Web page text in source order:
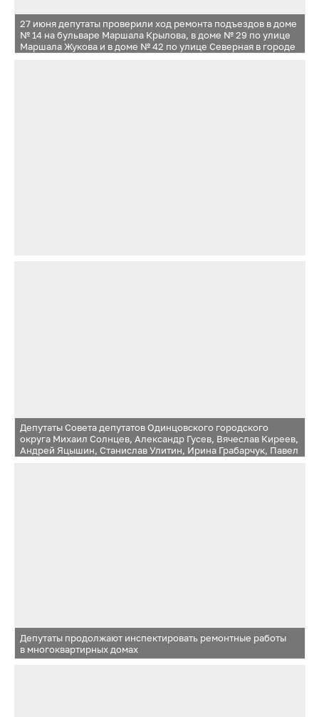
27 июня депутаты проверили ход ремонта подъездов в доме
№ 14 на бульваре Маршала Крылова, в доме № 29 по улице
Маршала Жукова и в доме № 42 по улице Северная в городе
Депутаты Совета депутатов Одинцовского городского
округа Михаил Солнцев, Александр Гусев, Вячеслав Киреев,
Андрей Яцышин, Станислав Улитин, Ирина Грабарчук, Павел
Депутаты продолжают инспектировать ремонтные работы
в многоквартирных домах